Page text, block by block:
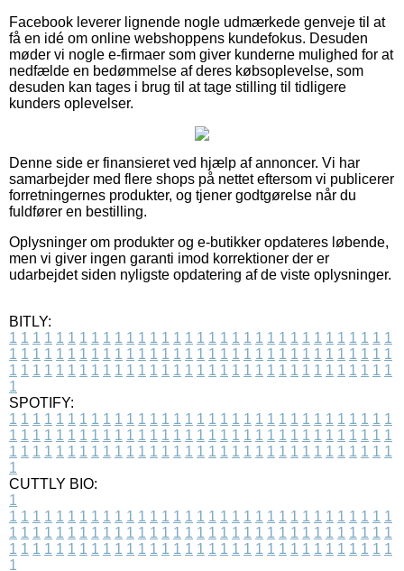
Facebook leverer lignende nogle udmærkede genveje til at
få en idé om online webshoppens kundefokus. Desuden
møder vi nogle e-firmaer som giver kunderne mulighed for at
nedfælde en bedømmelse af deres købsoplevelse, som
desuden kan tages i brug til at tage stilling til tidligere
kunders oplevelser.
Denne side er finansieret ved hjælp af annoncer. Vi har
samarbejder med flere shops på nettet eftersom vi publicerer
forretningernes produkter, og tjener godtgørelse når du
fuldfører en bestilling.
Oplysninger om produkter og e-butikker opdateres løbende,
men vi giver ingen garanti imod korrektioner der er
udarbejdet siden nyligste opdatering af de viste oplysninger.
BITLY:
1 1 1 1 1 1 1 1 1 1 1 1 1 1 1 1 1 1 1 1 1 1 1 1 1 1 1 1 1 1 1 1 1
1 1 1 1 1 1 1 1 1 1 1 1 1 1 1 1 1 1 1 1 1 1 1 1 1 1 1 1 1 1 1 1 1
1 1 1 1 1 1 1 1 1 1 1 1 1 1 1 1 1 1 1 1 1 1 1 1 1 1 1 1 1 1 1 1 1
1
SPOTIFY:
1 1 1 1 1 1 1 1 1 1 1 1 1 1 1 1 1 1 1 1 1 1 1 1 1 1 1 1 1 1 1 1 1
1 1 1 1 1 1 1 1 1 1 1 1 1 1 1 1 1 1 1 1 1 1 1 1 1 1 1 1 1 1 1 1 1
1 1 1 1 1 1 1 1 1 1 1 1 1 1 1 1 1 1 1 1 1 1 1 1 1 1 1 1 1 1 1 1 1
1
CUTTLY BIO:
1
1 1 1 1 1 1 1 1 1 1 1 1 1 1 1 1 1 1 1 1 1 1 1 1 1 1 1 1 1 1 1 1 1
1 1 1 1 1 1 1 1 1 1 1 1 1 1 1 1 1 1 1 1 1 1 1 1 1 1 1 1 1 1 1 1 1
1 1 1 1 1 1 1 1 1 1 1 1 1 1 1 1 1 1 1 1 1 1 1 1 1 1 1 1 1 1 1 1 1
1